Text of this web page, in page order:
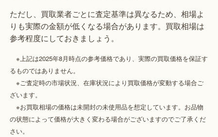
ただし、買取業者ごとに査定基準は異なるため、相場よ
りも実際の金額が低くなる場合があります。買取相場は
参考程度にしておきましょう。
※上記は2025年8月時点の参考価格であり、実際の買取価格を保証す
るものではありません。
※ご査定時の市場状況、在庫状況により買取価格が変動する場合ご
ざいます。
※お買取相場の価格は未開封の未使用品を想定しています。お品物
の状態によって価格が大きく変わる場合がございますのでご了承くだ
さい。